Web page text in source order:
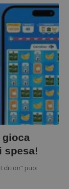
gioca
spesa!
puoi